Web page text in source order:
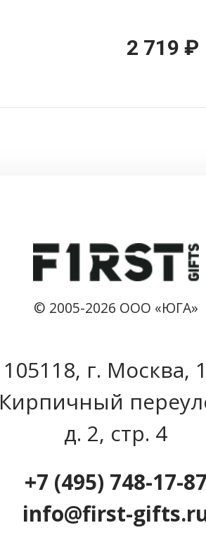
2 719 ₽
© 2005-2026 ООО «ЮГА»
105118, г. Москва,
Кирпичный
д. 2, стр. 4
+7 (495) 748-17-
info@first-